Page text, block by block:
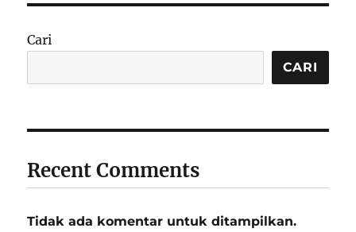
Cari
CARI
Recent Comments
Tidak ada komentar untuk ditampilkan.